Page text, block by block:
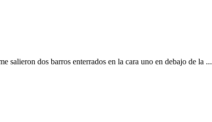
salieron dos barros enterrados en la cara uno en debajo de la ...